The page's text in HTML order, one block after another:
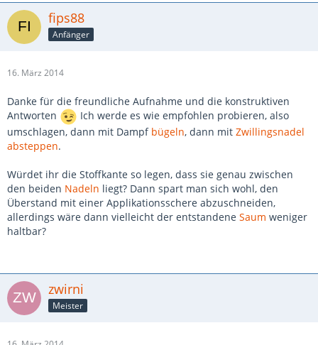
fips88
Anfänger
16. März 2014
Danke für die freundliche Aufnahme und die konstruktiven
Antworten
Ich werde es wie empfohlen probieren, also
umschlagen, dann mit Dampf bügeln, dann mit Zwillingsnadel
absteppen.
Würdet ihr die Stoffkante so legen, dass sie genau zwischen
den beiden Nadeln liegt? Dann spart man sich wohl, den
Überstand mit einer Applikationsschere abzuschneiden,
allerdings wäre dann vielleicht der entstandene Saum weniger
haltbar?
zwirni
Meister